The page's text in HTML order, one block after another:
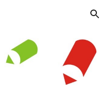
Skip to navigation